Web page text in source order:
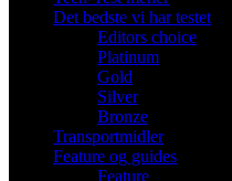
Det bedste vi har testet
Editors choice
Platinum
Gold
Silver
Bronze
Transportmidler
Feature og guides
Feature